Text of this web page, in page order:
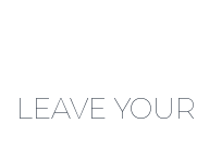
LEAVE